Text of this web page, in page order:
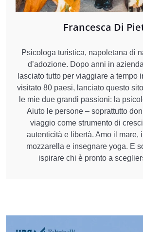
Francesca Di
Psicologa turistica, napoletana di
d’adozione. Dopo anni in
lasciato tutto per viaggiare a tempo
visitato 80 paesi, lanciato questo
le mie due grandi passioni: la
Aiuto le persone – soprattutto
viaggio come strumento di
autenticità e libertà. Amo il mare,
mozzarella e insegnare yoga. E
ispirare chi è pronto a